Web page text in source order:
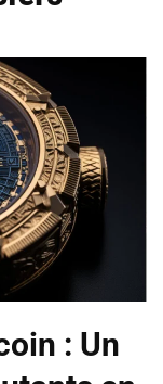
: Un